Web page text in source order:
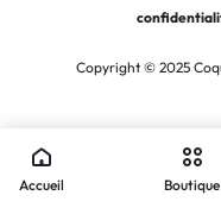
Copyright © 2025
Accueil Boutique